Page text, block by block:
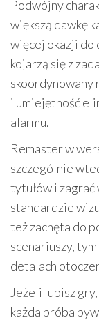
Podwójny
większą dawkę
więcej okazji do
kojarzą się z
skoordynowany
i umiejętność
alarmu.
Remaster w
szczególnie
tytułów i zagrać
standardzie
też zachęta do
scenariuszy,
detalach
Jeżeli lubisz
każda próba